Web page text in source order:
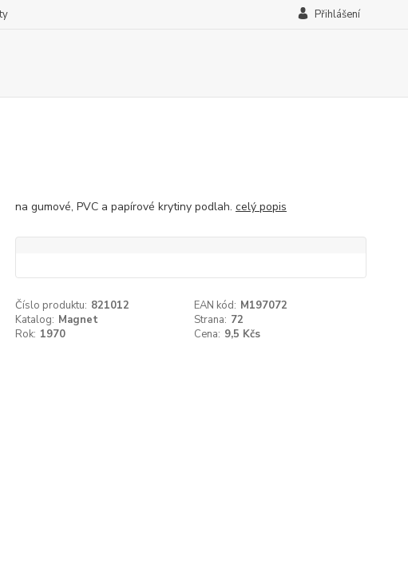
Přihlášení
na gumové, PVC a papírové krytiny podlah. celý popis
Číslo produktu: 821012 EAN kód: M197072
Katalog: Magnet Strana: 72
Rok: 1970 Cena: 9,5 Kčs